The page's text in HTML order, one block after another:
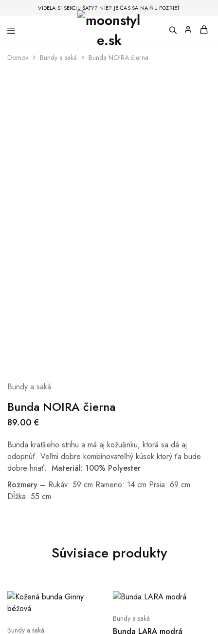
VIDELA SI SEKCIU ŠATY? NIE? JE ČAS SA NA ŇU POZRIEŤ
Domov Bundy a saká Bunda NOIRA čierna
Bundy a saká
Bunda NOIRA čierna
89.00 €
Bunda kratšieho strihu a má aj kožušinku, ktorá sa dá aj
odopnúť. Veľmi dobre kombinovateľný kúsok ktorý ťa bude
dobre hriať. Materiál: 100% Polyester
Rozmery – Rukáv: 59 cm Rameno: 14 cm Prsia: 69 cm
Dĺžka: 55 cm
Súvisiace produkty
Bundy a saká
Bundy a saká
Bunda LARA modrá